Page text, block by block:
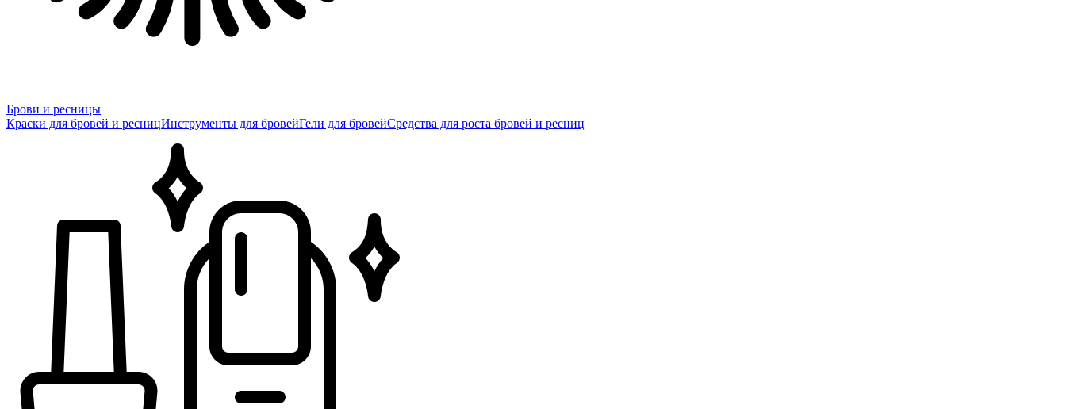
Брови и ресницы
Краски для бровей и ресницИнструменты для бровейГели для бровейСредства для роста бровей и ресниц